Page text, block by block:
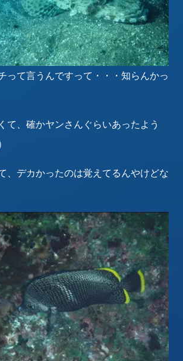
って言うんですって・・・知らんかっ
て、確かヤンさんぐらいあったよう
、デカかったのは覚えてるんやけどな